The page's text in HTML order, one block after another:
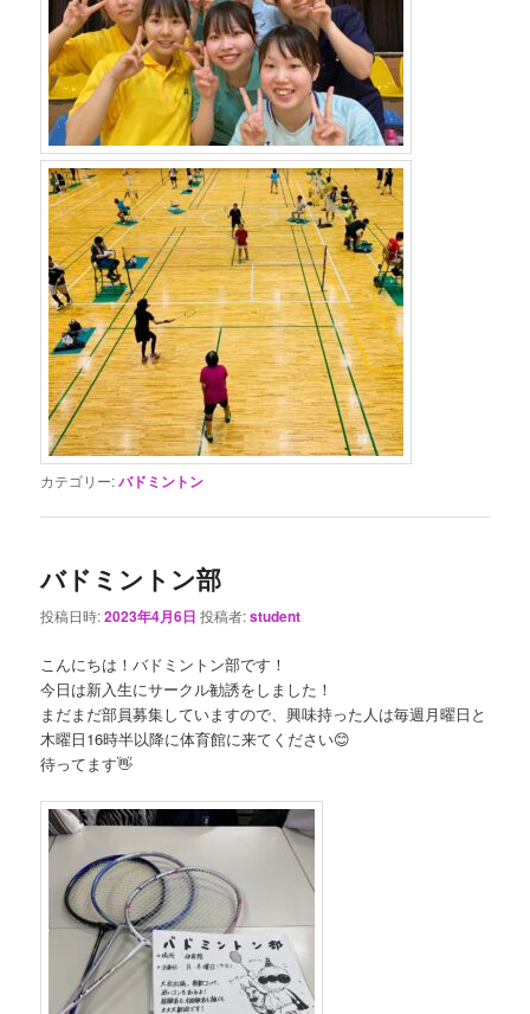
カテゴリー:バドミントン
バドミントン部
投稿日時:2023年4月6日 投稿者:student
こんにちは！バドミントン部です！
今日は新入生にサークル勧誘をしました！
まだまだ部員募集していますので、興味持った人は毎週月曜日と
木曜日16時半以降に体育館に来てください😊
待ってます👋